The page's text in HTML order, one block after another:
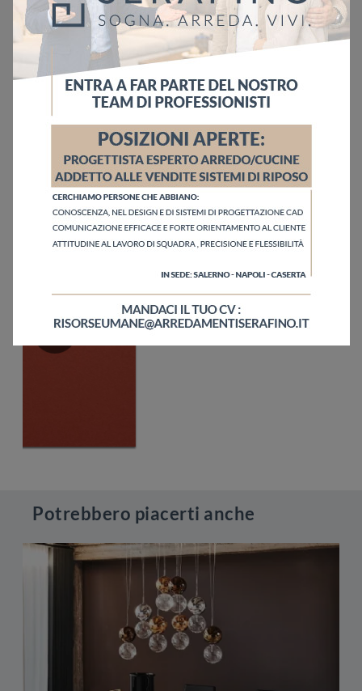
Sfoglia i cataloghi
Ho letto l'informativa sullaPrivacy Policy
Invia
Potrebbero piacerti anche